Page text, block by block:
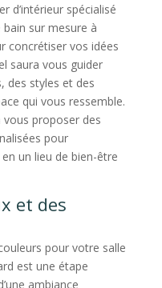
d’intérieur spécialisé
sur mesure à
concrétiser vos idées
saura vous guider
des styles et des
qui vous ressemble.
vous proposer des
pour
un lieu de bien-être
et des
pour votre salle
est une étape
ambiance